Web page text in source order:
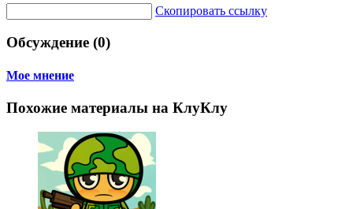
Скопировать ссылку
Обсуждение (0)
Мое мнение
Похожие материалы на КлуКлу